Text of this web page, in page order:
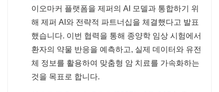
이오마커 플랫폼을 제퍼의 AI 모델과 통합하기 위
해 제퍼 AI와 전략적 파트너십을 체결했다고 발표
했습니다. 이번 협력을 통해 종양학 임상 시험에서
환자의 약물 반응을 예측하고, 실제 데이터와 유전
체 정보를 활용하여 맞춤형 암 치료를 가속화하는
것을 목표로 합니다.